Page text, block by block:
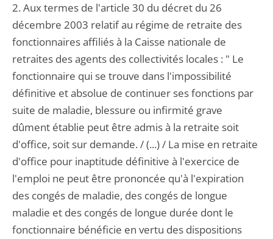
2. Aux termes de l'article 30 du décret du 26
décembre 2003 relatif au régime de retraite des
fonctionnaires affiliés à la Caisse nationale de
retraites des agents des collectivités locales : " Le
fonctionnaire qui se trouve dans l'impossibilité
définitive et absolue de continuer ses fonctions par
suite de maladie, blessure ou infirmité grave
dûment établie peut être admis à la retraite soit
d'office, soit sur demande. / (...) / La mise en retraite
d'office pour inaptitude définitive à l'exercice de
l'emploi ne peut être prononcée qu'à l'expiration
des congés de maladie, des congés de longue
maladie et des congés de longue durée dont le
fonctionnaire bénéficie en vertu des dispositions